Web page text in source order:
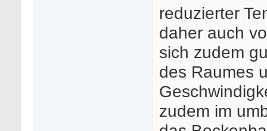
reduzierter
daher auch
sich zudem
des Raumes
zudem im